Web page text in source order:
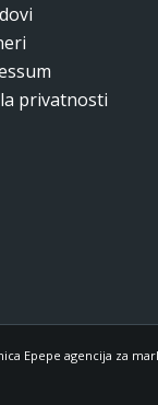
privatnosti
Epepe agencija za